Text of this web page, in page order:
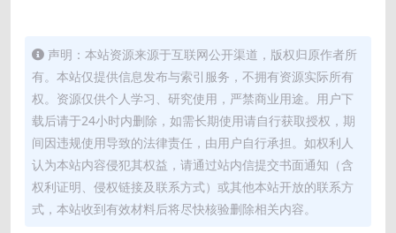
声明：本站资源来源于互联网公开渠道，版权归原作者所
有。本站仅提供信息发布与索引服务，不拥有资源实际所有
权。资源仅供个人学习、研究使用，严禁商业用途。用户下
载后请于24小时内删除，如需长期使用请自行获取授权，期
间因违规使用导致的法律责任，由用户自行承担。如权利人
认为本站内容侵犯其权益，请通过站内信提交书面通知（含
权利证明、侵权链接及联系方式）或其他本站开放的联系方
式，本站收到有效材料后将尽快核验删除相关内容。